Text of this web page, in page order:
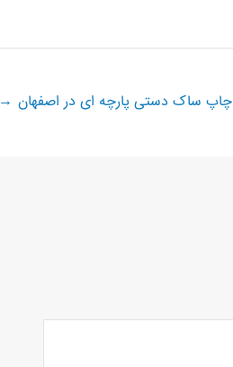
چاپ ساک دستی پارچه ای در اصفهان →